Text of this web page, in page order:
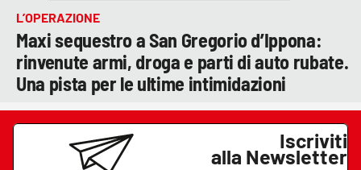
L’OPERAZIONE
Maxi sequestro a San Gregorio d’Ippona:
rinvenute armi, droga e parti di auto rubate.
Una pista per le ultime intimidazioni
Iscriviti
alla Newsletter